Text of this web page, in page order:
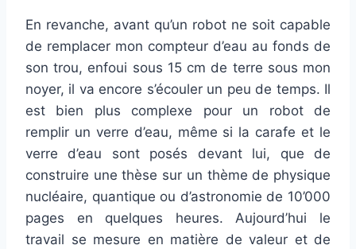
En revanche, avant qu’un robot ne soit capable
de remplacer mon compteur d’eau au fonds de
son trou, enfoui sous 15 cm de terre sous mon
noyer, il va encore s’écouler un peu de temps. Il
est bien plus complexe pour un robot de
remplir un verre d’eau, même si la carafe et le
verre d’eau sont posés devant lui, que de
construire une thèse sur un thème de physique
nucléaire, quantique ou d’astronomie de 10’000
pages en quelques heures. Aujourd’hui le
travail se mesure en matière de valeur et de